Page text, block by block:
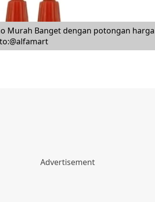
Murah Banget dengan potongan